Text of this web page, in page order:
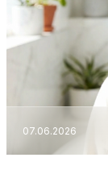
07.06.2026